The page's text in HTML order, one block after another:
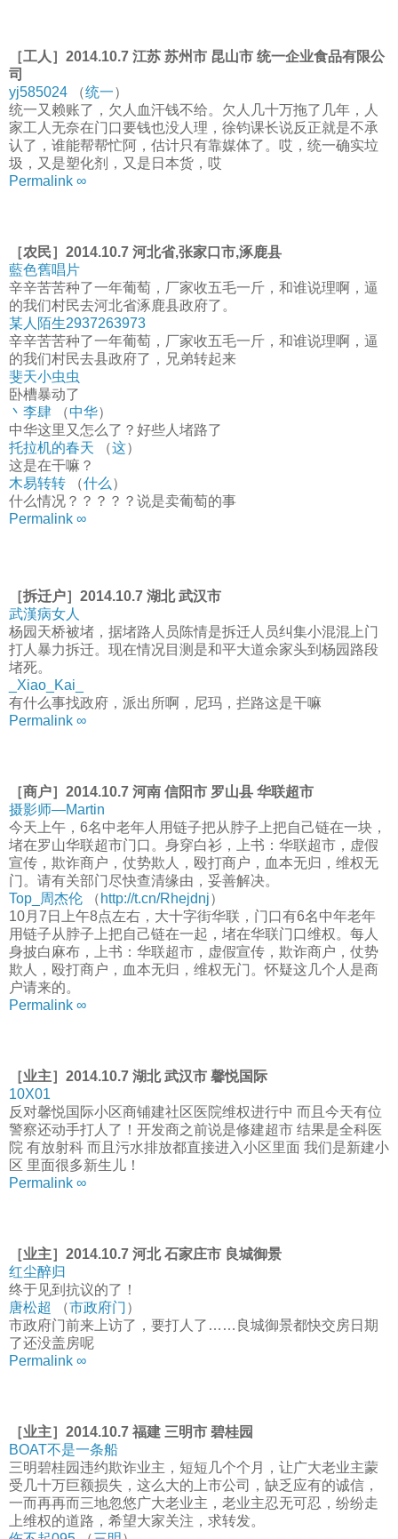
［工人］2014.10.7 江苏 苏州市 昆山市 统一企业食品有限公
司
yj585024 （统一）
统一又赖账了，欠人血汗钱不给。欠人几十万拖了几年，人
家工人无奈在门口要钱也没人理，徐钧课长说反正就是不承
认了，谁能帮帮忙阿，估计只有靠媒体了。哎，统一确实垃
圾，又是塑化剂，又是日本货，哎
Permalink ∞
［农民］2014.10.7 河北省,张家口市,涿鹿县
藍色舊唱片
辛辛苦苦种了一年葡萄，厂家收五毛一斤，和谁说理啊，逼
的我们村民去河北省涿鹿县政府了。
某人陌生2937263973
辛辛苦苦种了一年葡萄，厂家收五毛一斤，和谁说理啊，逼
的我们村民去县政府了，兄弟转起来
斐天小虫虫
卧槽暴动了
丶李肆 （中华）
中华这里又怎么了？好些人堵路了
托拉机的春天 （这）
这是在干嘛？
木易转转 （什么 ）
什么情况？？？？？说是卖葡萄的事
Permalink ∞
［拆迁户］2014.10.7 湖北 武汉市
武漢病女人
杨园天桥被堵，据堵路人员陈情是拆迁人员纠集小混混上门
打人暴力拆迁。现在情况目测是和平大道余家头到杨园路段
堵死。
_Xiao_Kai_
有什么事找政府，派出所啊，尼玛，拦路这是干嘛
Permalink ∞
［商户］2014.10.7 河南 信阳市 罗山县 华联超市
摄影师—Martin
今天上午，6名中老年人用链子把从脖子上把自己链在一块，
堵在罗山华联超市门口。身穿白衫，上书：华联超市，虚假
宣传，欺诈商户，仗势欺人，殴打商户，血本无归，维权无
门。请有关部门尽快查清缘由，妥善解决。
Top_周杰伦 （ http://t.cn/Rhejdnj）
10月7日上午8点左右，大十字街华联，门口有6名中年老年
用链子从脖子上把自己链在一起，堵在华联门口维权。每人
身披白麻布，上书：华联超市，虚假宣传，欺诈商户，仗势
欺人，殴打商户，血本无归，维权无门。怀疑这几个人是商
户请来的。
Permalink ∞
［业主］2014.10.7 湖北 武汉市 馨悦国际
10X01
反对馨悦国际小区商铺建社区医院维权进行中 而且今天有位
警察还动手打人了！开发商之前说是修建超市 结果是全科医
院 有放射科 而且污水排放都直接进入小区里面 我们是新建小
区 里面很多新生儿！
Permalink ∞
［业主］2014.10.7 河北 石家庄市 良城御景
红尘醉归
终于见到抗议的了！
唐松超
（市政府门 ）
市政府门前来上访了，要打人了……良城御景都快交房日期
了还没盖房呢
Permalink ∞
［业主］2014.10.7 福建 三明市 碧桂园
BOAT不是一条船
三明碧桂园违约欺诈业主，短短几个个月，让广大老业主蒙
受几十万巨额损失，这么大的上市公司，缺乏应有的诚信，
一而再再而三地忽悠广大老业主，老业主忍无可忍，纷纷走
上维权的道路，希望大家关注，求转发。